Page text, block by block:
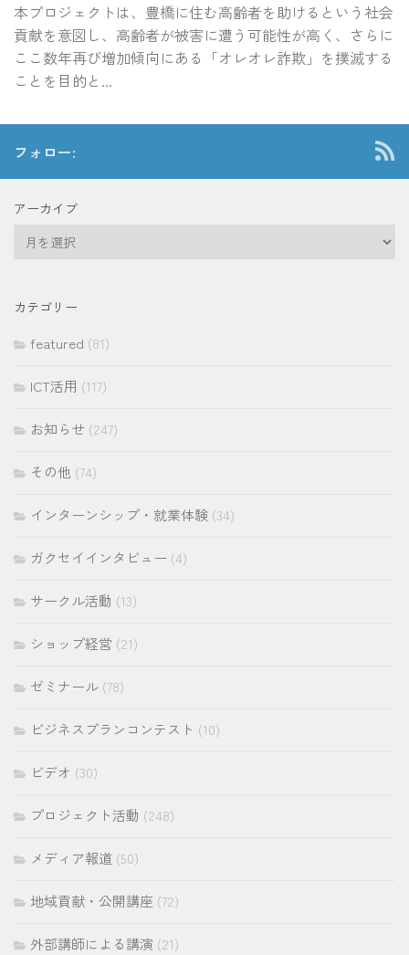
本プロジェクトは、豊橋に住む高齢者を助けるという社会
貢献を意図し、高齢者が被害に遭う可能性が高く、さらに
ここ数年再び増加傾向にある「オレオレ詐欺」を撲滅する
ことを目的と...
フォロー:
アーカイブ
イ
カテゴリー
featured (81)
ICT活用 (117)
お知らせ (247)
その他 (74)
インターンシップ・就業体験 (34)
ガクセイインタビュー (4)
サークル活動 (13)
ショップ経営 (21)
ゼミナール (78)
ビジネスプランコンテスト (10)
ビデオ (30)
プロジェクト活動 (248)
メディア報道 (50)
地域貢献・公開講座 (72)
外部講師による講演 (21)